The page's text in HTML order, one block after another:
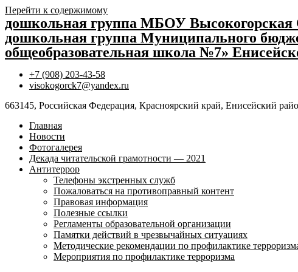
Перейти к содержимому
дошкольная группа МБОУ
дошкольная группа Муниципального
общеобразовательная школа №7»
+7 (908) 203-43-58
visokogorck7@yandex.ru
663145, Российская Федерация, Красноярский край, Енисейский
Главная
Новости
Фотогалерея
Декада читательской грамотности — 2021
Антитеррор
Телефоны экстренных служб
Пожаловаться на противоправный контент
Правовая информация
Полезные ссылки
Регламенты образовательной организации
Памятки действий в чрезвычайных ситуациях
Методические рекомендации по профилактике
Мероприятия по профилактике терроризма